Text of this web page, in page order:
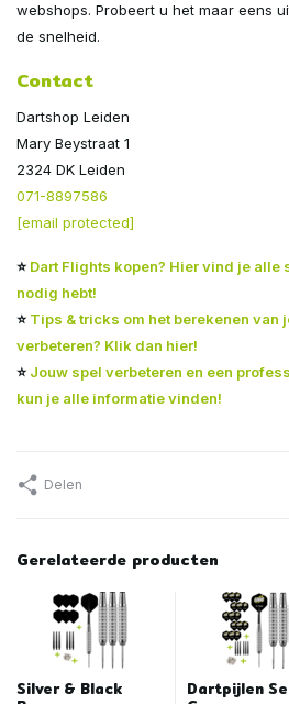
webshops. Probeert u het maar eens
de snelheid.
Contact
Dartshop Leiden
Mary Beystraat 1
2324 DK Leiden
071-8897586
[email protected]
⭐ Dart Flights kopen? Hier vind je
nodig hebt!
⭐ Tips & tricks om het berekenen van
verbeteren? Klik dan hier!
⭐ Jouw spel verbeteren en een
kun je alle informatie vinden!
Delen
Gerelateerde producten
Silver & Black
Dartpijlen